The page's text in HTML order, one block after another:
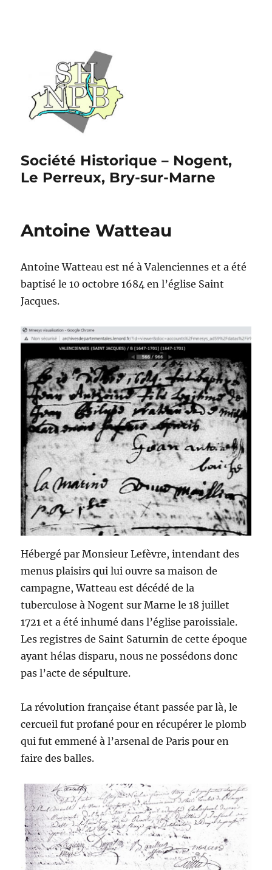
Société Historique – Nogent,
Le Perreux, Bry-sur-Marne
Antoine Watteau
Antoine Watteau est né à Valenciennes et a été
baptisé le 10 octobre 1684 en l’église Saint
Jacques.
Hébergé par Monsieur Lefèvre, intendant des
menus plaisirs qui lui ouvre sa maison de
campagne, Watteau est décédé de la
tuberculose à Nogent sur Marne le 18 juillet
1721 et a été inhumé dans l’église paroissiale.
Les registres de Saint Saturnin de cette époque
ayant hélas disparu, nous ne possédons donc
pas l’acte de sépulture.
La révolution française étant passée par là, le
cercueil fut profané pour en récupérer le plomb
qui fut emmené à l’arsenal de Paris pour en
faire des balles.